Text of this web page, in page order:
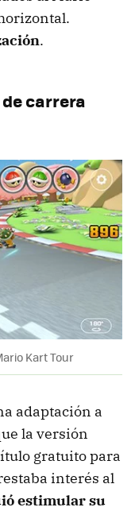
.
carrera
Kart Tour
adaptación a
la versión
gratuito para
interés al
estimular su